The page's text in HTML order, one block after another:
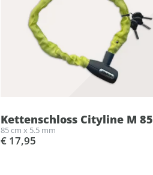
Kettenschloss Cityline M 85
85 cm x 5.5 mm
€ 17,95